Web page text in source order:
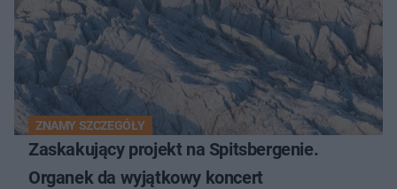
ZNAMY SZCZEGÓŁY
Zaskakujący projekt na Spitsbergenie.
Organek da wyjątkowy koncert